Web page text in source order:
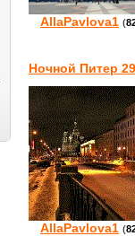
AllaPavlova1 (
Ночной Питер
AllaPavlova1 (